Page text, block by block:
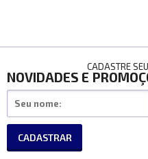
CADASTRE
NOVIDADES E
CADASTRAR